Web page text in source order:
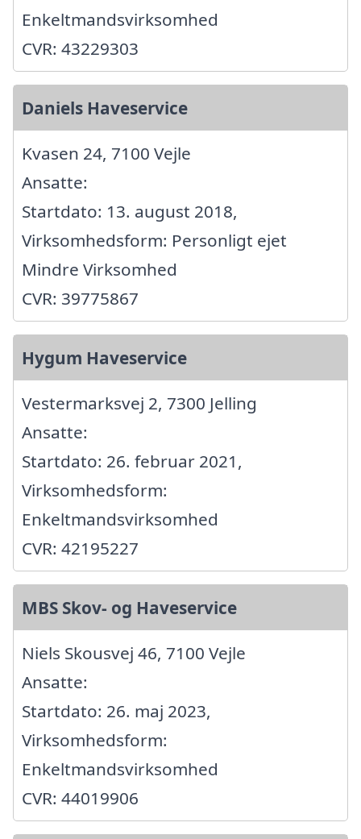
Enkeltmandsvirksomhed
CVR: 43229303
Daniels Haveservice
Kvasen 24, 7100 Vejle
Ansatte:
Startdato: 13. august 2018,
Virksomhedsform: Personligt ejet
Mindre Virksomhed
CVR: 39775867
Hygum Haveservice
Vestermarksvej 2, 7300 Jelling
Ansatte:
Startdato: 26. februar 2021,
Virksomhedsform:
Enkeltmandsvirksomhed
CVR: 42195227
MBS Skov- og Haveservice
Niels Skousvej 46, 7100 Vejle
Ansatte:
Startdato: 26. maj 2023,
Virksomhedsform:
Enkeltmandsvirksomhed
CVR: 44019906